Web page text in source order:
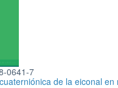
0641-7
de la eiconal